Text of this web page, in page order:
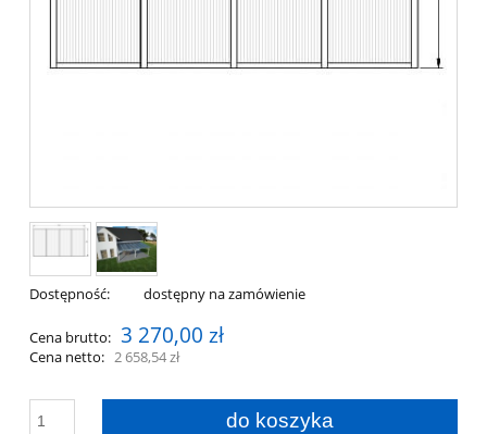
Dostępność: dostępny na zamówienie
Cena brutto: 3 270,00 zł
Cena netto: 2 658,54 zł
do koszyka